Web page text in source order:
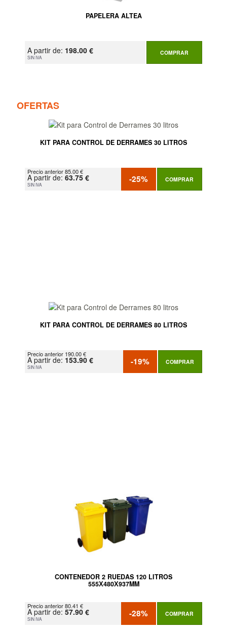
PAPELERA ALTEA
A partir de: 198.00 €
SIN IVA
COMPRAR
OFERTAS
KIT PARA CONTROL DE DERRAMES 30 LITROS
Precio anterior 85.00 €
A partir de: 63.75 €
SIN IVA -25% COMPRAR
KIT PARA CONTROL DE DERRAMES 80 LITROS
Precio anterior 190.00 €
A partir de: 153.90 €
SIN IVA -19% COMPRAR
CONTENEDOR 2 RUEDAS 120 LITROS
555Х480Х937MM
Precio anterior 80.41 €
A partir de: 57.90 €
SIN IVA -28% COMPRAR